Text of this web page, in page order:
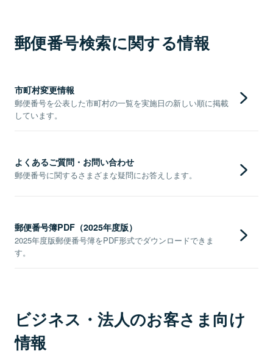
郵便番号検索に関する情報
市町村変更情報
郵便番号を公表した市町村の一覧を実施日の新しい順に掲載
しています。
よくあるご質問・お問い合わせ
郵便番号に関するさまざまな疑問にお答えします。
郵便番号簿PDF（2025年度版）
2025年度版郵便番号簿をPDF形式でダウンロードできま
す。
ビジネス・法人のお客さま向け
情報